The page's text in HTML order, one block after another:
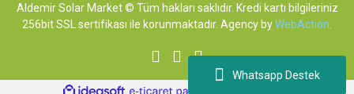
Whatsapp Destek
Aldemir Solar Market © Tüm hakları saklıdır. Kredi kartı bilgileriniz
256bit SSL sertifikası ile korunmaktadır. Agency byWebAction
ideasoft